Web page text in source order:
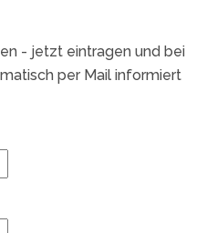
- jetzt eintragen und bei
per Mail informiert